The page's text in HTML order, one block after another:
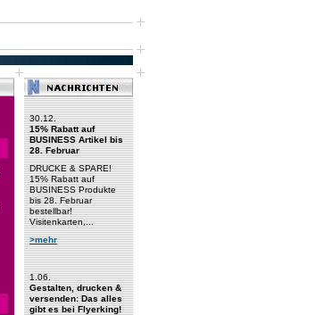
30.12.
15% Rabatt auf
BUSINESS Artikel bis
28. Februar
DRUCKE & SPARE!
15% Rabatt auf
BUSINESS Produkte
bis 28. Februar
bestellbar!
Visitenkarten,...
>mehr
1.06.
Gestalten, drucken &
versenden: Das alles
gibt es bei Flyerking!